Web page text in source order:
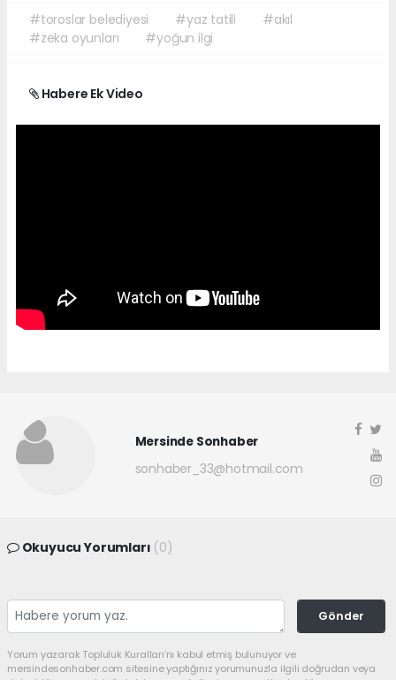
#toroslar belediyesi #yaz tatili
#akıl
#zeka oyunları
#yoğun ilgi
Habere Ek Video
Mersinde Sonhaber
sonhaber_33@hotmail.com
Okuyucu Yorumları (0)
Gönder
Yorum yazarak Topluluk Kuralları’nı kabul etmiş bulunuyor ve
mersindesonhaber.com sitesine yaptığınız yorumunuzla ilgili doğrudan veya